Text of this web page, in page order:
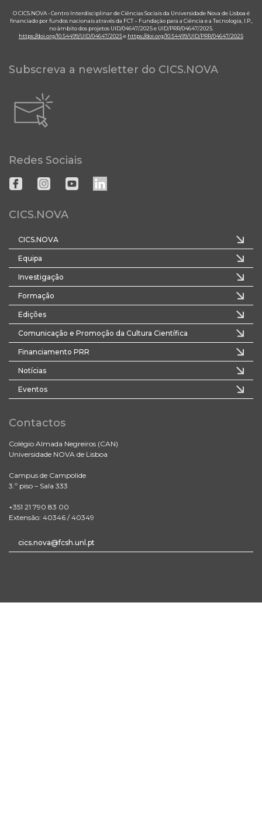
O CICS.NOVA - Centro Interdisciplinar de Ciências Sociais da Universidade Nova de Lisboa é
financiado por fundos nacionais através da FCT – Fundação para a Ciência e a Tecnologia, I.P.,
no âmbito dos projetos UID/04647/2025 e UID/PRR/04647/2025.
https://doi.org/10.54499/UID/04647/2025e https://doi.org/10.54499/UID/PRR/04647/2025
Subscreva a newsletter do CICS.NOVA
Redes Sociais
CICS.NOVA
CICS.NOVA
Equipa
Investigação
Formação
Edições
Comunicação e Promoção da Cultura Científica
Financiamento PRR
Notícias
Eventos
Contactos
Colégio Almada Negreiros (CAN)
Universidade NOVA de Lisboa
Campus de Campolide
3.º piso – Sala 333
+351 21 790 83 00
Extensão: 40346 / 40349
cics.nova@fcsh.unl.pt